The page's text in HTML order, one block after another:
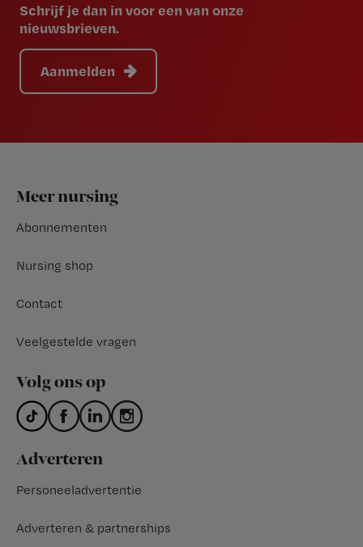
Schrijf je dan in voor een van onze
nieuwsbrieven.
Aanmelden
Footer
Meer nursing
Abonnementen
Nursing shop
Contact
Veelgestelde vragen
Volg ons op
Adverteren
Personeeladvertentie
Adverteren & partnerships